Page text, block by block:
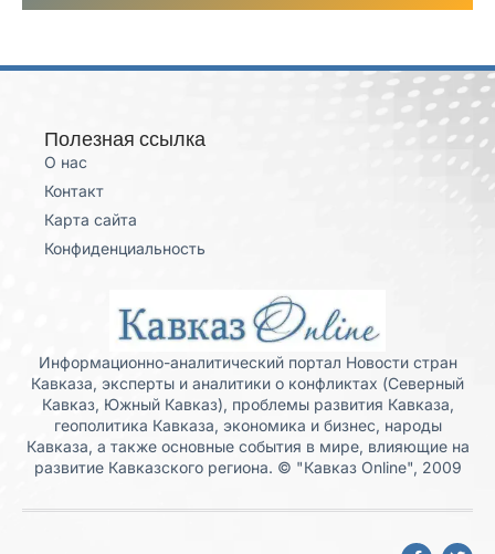
Полезная ссылка
О нас
Контакт
Карта сайта
Конфиденциальность
Информационно-аналитический портал Новости стран
Кавказа, эксперты и аналитики о конфликтах (Северный
Кавказ, Южный Кавказ), проблемы развития Кавказа,
геополитика Кавказа, экономика и бизнес, народы
Кавказа, а также основные события в мире, влияющие на
развитие Кавказского региона. © "Кавказ Online", 2009